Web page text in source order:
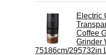
Electric
Coffee
Grinder
75186cm/295732in